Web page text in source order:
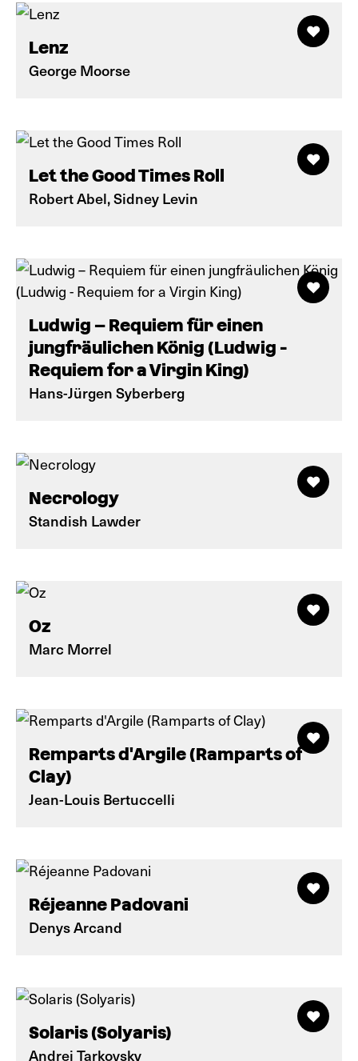
Lenz
George Moorse
Let the Good Times Roll
Robert Abel, Sidney Levin
Ludwig – Requiem für einen
jungfräulichen König (Ludwig -
Requiem for a Virgin King)
Hans-Jürgen Syberberg
Necrology
Standish Lawder
Oz
Marc Morrel
Remparts d'Argile (Ramparts of
Clay)
Jean-Louis Bertuccelli
Réjeanne Padovani
Denys Arcand
Solaris (Solyaris)
Andrei Tarkovsky